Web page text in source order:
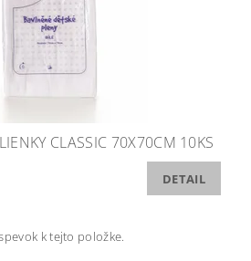
CLASSIC 70X70CM 10KS
DETAIL
k tejto položke.